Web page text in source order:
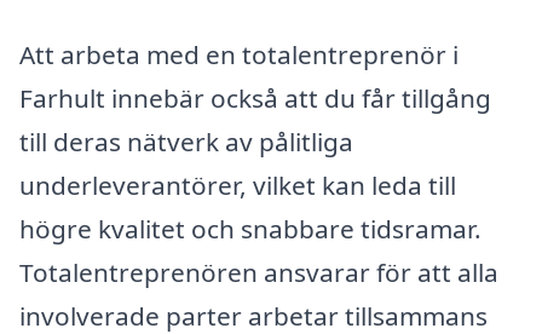
Att arbeta med en totalentreprenör i
Farhult innebär också att du får tillgång
till deras nätverk av pålitliga
underleverantörer, vilket kan leda till
högre kvalitet och snabbare tidsramar.
Totalentreprenören ansvarar för att alla
involverade parter arbetar tillsammans